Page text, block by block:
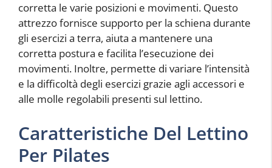
corretta le varie posizioni e movimenti. Questo
attrezzo fornisce supporto per la schiena durante
gli esercizi a terra, aiuta a mantenere una
corretta postura e facilita l’esecuzione dei
movimenti. Inoltre, permette di variare l’intensità
e la difficoltà degli esercizi grazie agli accessori e
alle molle regolabili presenti sul lettino.
Caratteristiche Del Lettino
Per Pilates